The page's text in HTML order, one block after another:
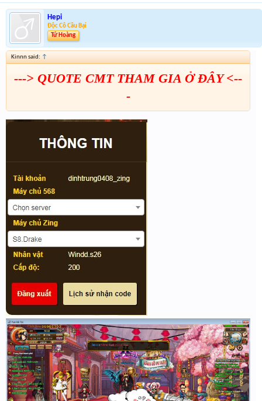
Hepi
Độc Cô Cầu Bại
Tứ Hoàng
Kinnn said: ↑
---> QUOTE CMT THAM GIA Ở ĐÂY <--
-